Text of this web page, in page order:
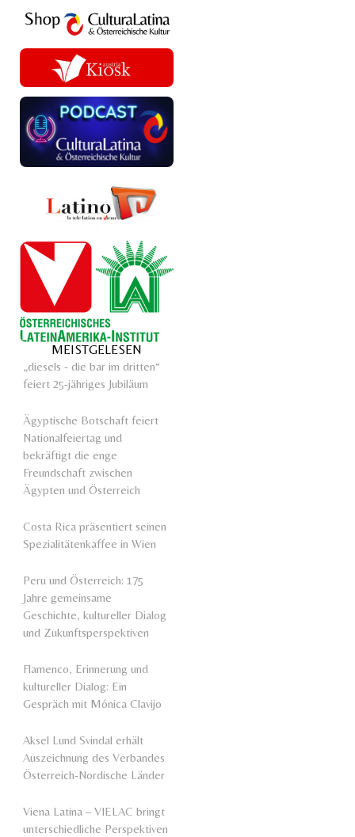
MEISTGELESEN
„diesels - die bar im dritten“
feiert 25-jähriges Jubiläum
Ägyptische Botschaft feiert
Nationalfeiertag und
bekräftigt die enge
Freundschaft zwischen
Ägypten und Österreich
Costa Rica präsentiert seinen
Spezialitätenkaffee in Wien
Peru und Österreich: 175
Jahre gemeinsame
Geschichte, kultureller Dialog
und Zukunftsperspektiven
Flamenco, Erinnerung und
kultureller Dialog: Ein
Gespräch mit Mónica Clavijo
Aksel Lund Svindal erhält
Auszeichnung des Verbandes
Österreich-Nordische Länder
Viena Latina – VIELAC bringt
unterschiedliche Perspektiven